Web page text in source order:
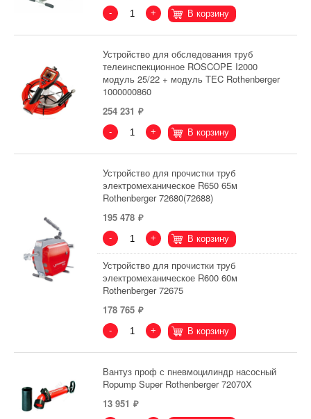
- + В корзину
Устройство для обследования труб
телеинспекционное ROSCOPE I2000
модуль 25/22 + модуль TEC Rothenberger
1000000860
254 231
- + В корзину
Устройство для прочистки труб
электромеханическое R650 65м
Rothenberger 72680(72688)
195 478
- + В корзину
Устройство для прочистки труб
электромеханическое R600 60м
Rothenberger 72675
178 765
- + В корзину
Вантуз проф с пневмоцилиндр насосный
Ropump Super Rothenberger 72070Х
13 951